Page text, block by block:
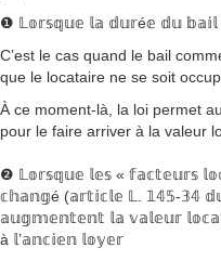
❶ 𝕃𝕠𝕣𝕤𝕢𝕦𝕖 𝕝𝕒 𝕕𝕦𝕣é𝕖 𝕕𝕦
C’est le cas quand le bail
que le locataire ne se soit
À ce moment-là, la loi permet
pour le faire arriver à la valeur
❷ 𝕃𝕠𝕣𝕤𝕢𝕦𝕖 𝕝𝕖𝕤 « 𝕗𝕒𝕔𝕥𝕖𝕦𝕣𝕤
𝕔𝕙𝕒𝕟𝕘é (𝕒𝕣𝕥𝕚𝕔𝕝𝕖 𝕃. 𝟙𝟜𝟝-𝟛𝟜
𝕒𝕦𝕘𝕞𝕖𝕟𝕥𝕖𝕟𝕥 𝕝𝕒 𝕧𝕒𝕝𝕖𝕦𝕣
à 𝕝’𝕒𝕟𝕔𝕚𝕖𝕟 𝕝𝕠𝕪𝕖𝕣